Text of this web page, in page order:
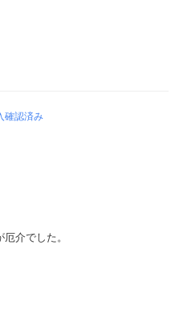
確認済み
介でした。